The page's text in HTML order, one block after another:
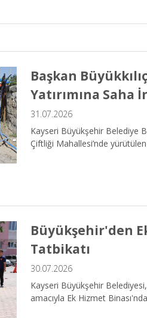
Başkan
Yatırımına Saha
31.07.2026
Kayseri Büyükşehir Belediye
Çiftliği Mahallesi’nde
Büyükşehir'den
Tatbikatı
30.07.2026
Kayseri Büyükşehir
amacıyla Ek Hizmet